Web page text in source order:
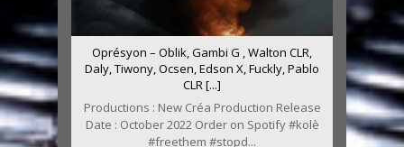
Oprésyon – Oblik, Gambi G , Walton CLR,
Daly, Tiwony, Ocsen, Edson X, Fuckly, Pablo
CLR [...]
Productions : New Créa Production Release
Date : October 2022 Order on Spotify #kolè
#freethem #stopd...